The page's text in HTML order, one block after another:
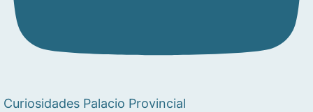
Curiosidades Palacio Provincial